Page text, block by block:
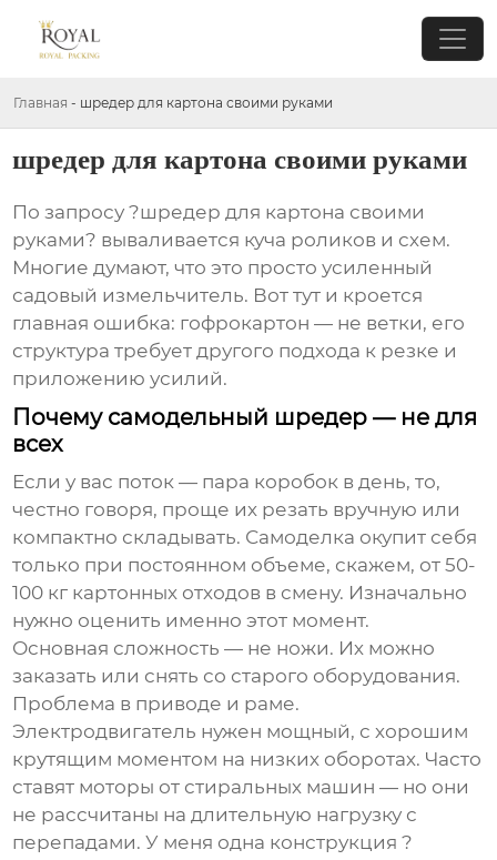
Главная - шредер для картона своими руками
шредер для картона своими руками
По запросу ?шредер для картона своими
руками? вываливается куча роликов и схем.
Многие думают, что это просто усиленный
садовый измельчитель. Вот тут и кроется
главная ошибка: гофрокартон — не ветки, его
структура требует другого подхода к резке и
приложению усилий.
Почему самодельный шредер — не для
всех
Если у вас поток — пара коробок в день, то,
честно говоря, проще их резать вручную или
компактно складывать. Самоделка окупит себя
только при постоянном объеме, скажем, от 50-
100 кг картонных отходов в смену. Изначально
нужно оценить именно этот момент.
Основная сложность — не ножи. Их можно
заказать или снять со старого оборудования.
Проблема в приводе и раме.
Электродвигатель нужен мощный, с хорошим
крутящим моментом на низких оборотах. Часто
ставят моторы от стиральных машин — но они
не рассчитаны на длительную нагрузку с
перепадами. У меня одна конструкция ?